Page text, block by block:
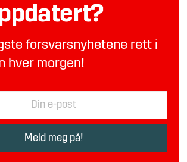
forsvarsnyhetene rett i
hver morgen!